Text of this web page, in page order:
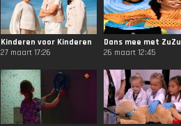
Kinderen voor Kinderen
27 maart 17:26
Dans mee met ZuZu
26 maart 12:45